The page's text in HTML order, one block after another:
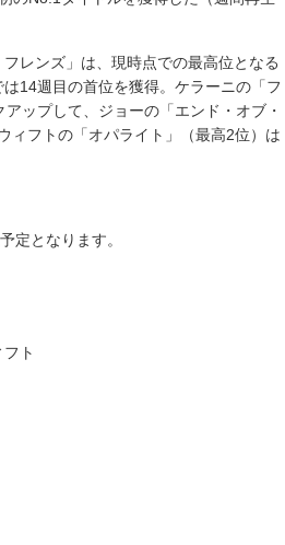
レンズ」は、現時点での最高位となる
14週目の首位を獲得。ケラーニの「フ
ップして、ジョーの「エンド・オブ・
ィフトの「オパライト」（最高2位）は
定となります。
ト